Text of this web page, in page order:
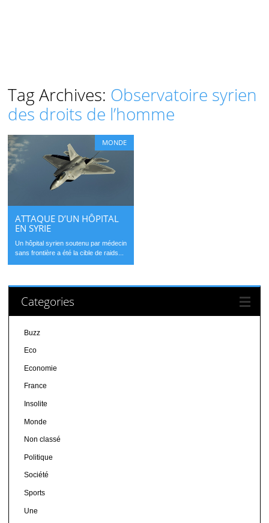
Tag Archives: Observatoire syrien
des droits de l’homme
MONDE
ATTAQUE D’UN HÔPITAL
EN SYRIE
Un hôpital syrien soutenu par médecin
sans frontière a été la cible de raids...
Categories
Buzz
Eco
Economie
France
Insolite
Monde
Non classé
Politique
Société
Sports
Une